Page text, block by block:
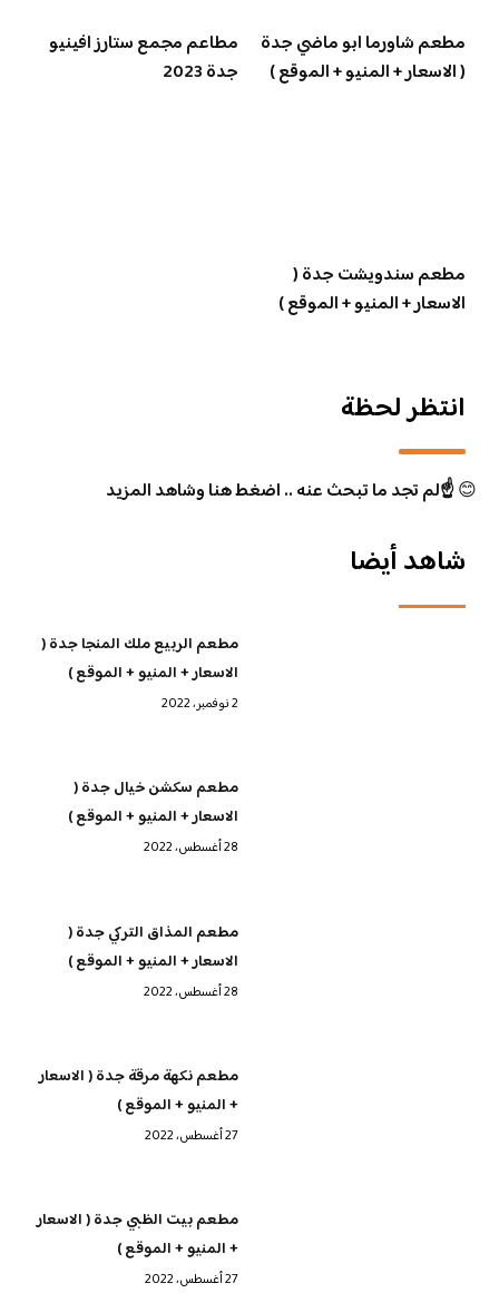
مطعم شاورما ابو ماضي جدة
( الاسعار + المنيو + الموقع )
مطاعم مجمع ستارز افينيو
جدة 2023
مطعم سندويشت جدة (
الاسعار + المنيو + الموقع )
انتظر لحظة
😊☝️لم تجد ما تبحث عنه .. اضغط هنا وشاهد المزيد
شاهد أيضا
مطعم الربيع ملك المنجا جدة (
الاسعار + المنيو + الموقع )
2 نوفمبر، 2022
مطعم سكشن خيال جدة (
الاسعار + المنيو + الموقع )
28 أغسطس، 2022
مطعم المذاق التركي جدة (
الاسعار + المنيو + الموقع )
28 أغسطس، 2022
مطعم نكهة مرقة جدة ( الاسعار
+ المنيو + الموقع )
27 أغسطس، 2022
مطعم بيت الظبي جدة ( الاسعار
+ المنيو + الموقع )
27 أغسطس، 2022